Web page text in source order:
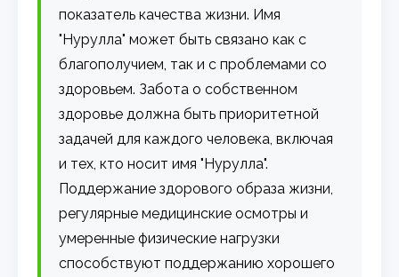
показатель качества жизни. Имя
"Нурулла" может быть связано как с
благополучием, так и с проблемами со
здоровьем. Забота о собственном
здоровье должна быть приоритетной
задачей для каждого человека, включая
и тех, кто носит имя "Нурулла".
Поддержание здорового образа жизни,
регулярные медицинские осмотры и
умеренные физические нагрузки
способствуют поддержанию хорошего